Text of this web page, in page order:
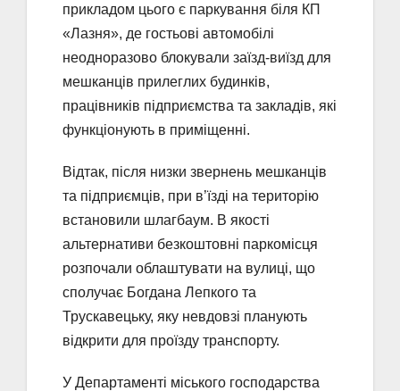
прикладом цього є паркування біля КП
«Лазня», де гостьові автомобілі
неодноразово блокували заїзд-виїзд для
мешканців прилеглих будинків,
працівників підприємства та закладів, які
функціонують в приміщенні.
Відтак, після низки звернень мешканців
та підприємців, при в’їзді на територію
встановили шлагбаум. В якості
альтернативи безкоштовні паркомісця
розпочали облаштувати на вулиці, що
сполучає Богдана Лепкого та
Трускавецьку, яку невдовзі планують
відкрити для проїзду транспорту.
У Департаменті міського господарства